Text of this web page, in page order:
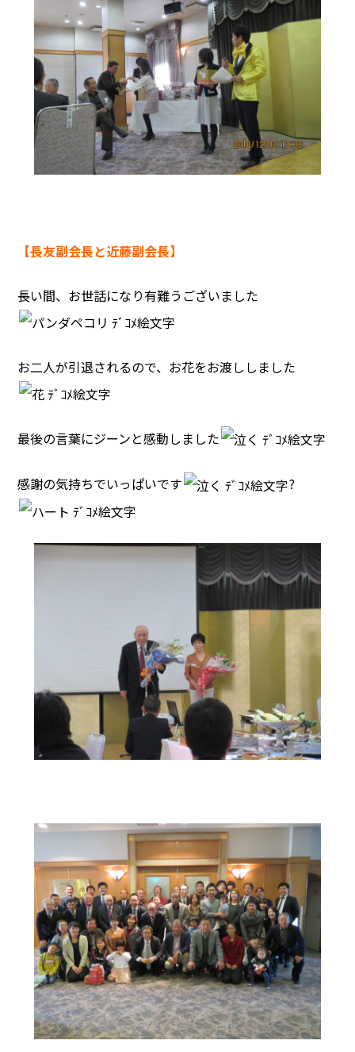
【長友副会長と近藤副会長】
長い間、お世話になり有難うございました
お二人が引退されるので、お花をお渡ししました
最後の言葉にジーンと感動しました
感謝の気持ちでいっぱいです ?